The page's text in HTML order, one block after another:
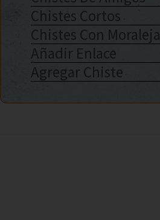
Chistes Cortos
Chistes Con Moraleja
Añadir Enlace
Agregar Chiste